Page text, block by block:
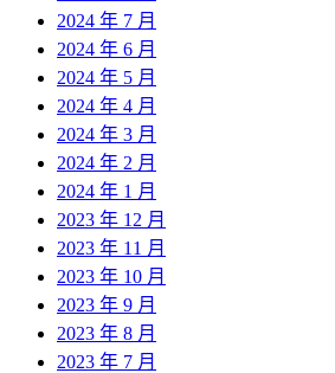
2024 年 7 月
2024 年 6 月
2024 年 5 月
2024 年 4 月
2024 年 3 月
2024 年 2 月
2024 年 1 月
2023 年 12 月
2023 年 11 月
2023 年 10 月
2023 年 9 月
2023 年 8 月
2023 年 7 月